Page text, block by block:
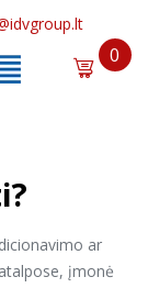
0
ar
įmonė